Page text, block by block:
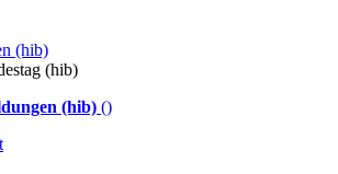
(hib)
(hib)
(hib) ()